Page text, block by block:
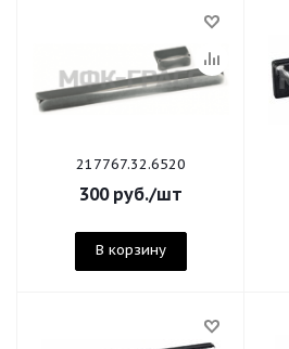
217767.32.6520
300руб./шт
В корзину